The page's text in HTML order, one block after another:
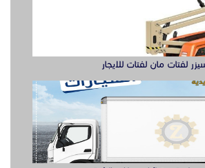
لفتات مان لفتات للايجار